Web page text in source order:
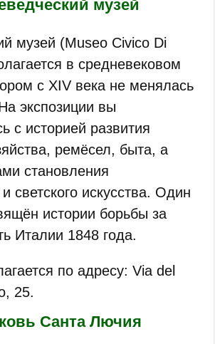
музей
музей (Museo Civico Di
в средневековом
с XIV века не менялась
экспозиции вы
с историей развития
ремёсел, быта, а
становления
и светского искусства. Один
истории борьбы за
Италии 1848 года.
по адресу: Via del
25.
Санта Лючия